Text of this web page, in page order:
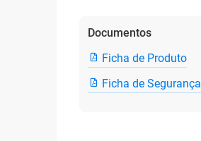
Documentos
Ficha de Produto
Ficha de Segurança